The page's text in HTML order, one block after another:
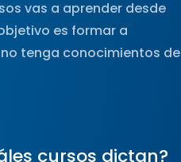
vas a aprender desde
es formar a
tenga conocimientos de
cursos dictan?